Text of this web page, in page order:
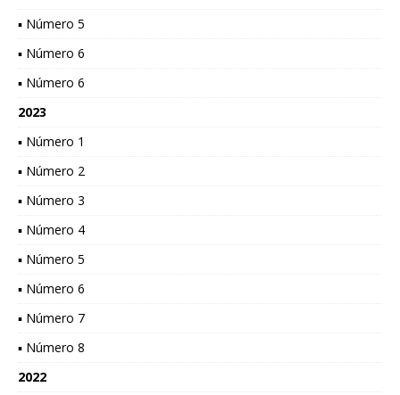
▪ Número 5
▪ Número 6
▪ Número 6
2023
▪ Número 1
▪ Número 2
▪ Número 3
▪ Número 4
▪ Número 5
▪ Número 6
▪ Número 7
▪ Número 8
2022